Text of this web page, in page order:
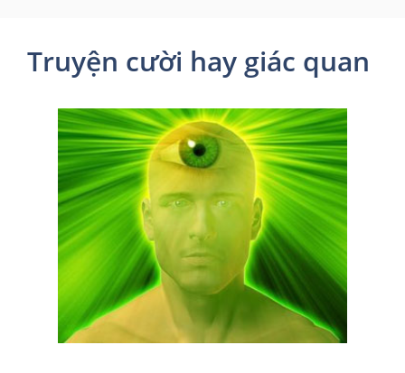
Truyện cười hay giác quan